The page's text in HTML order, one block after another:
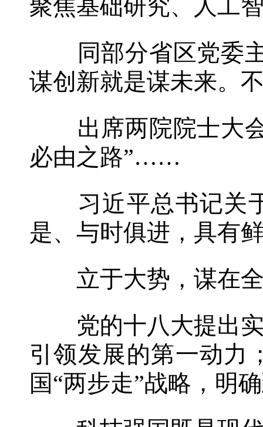
聚焦基础研究、人工
同部分省区党委主
谋创新就是谋未来。
出席两院院士大会
必由之路”……
习近平总书记关于
是、与时俱进，具有
立于大势，谋在全
党的十八大提出实
引领发展的第一动力
国“两步走”战略，明